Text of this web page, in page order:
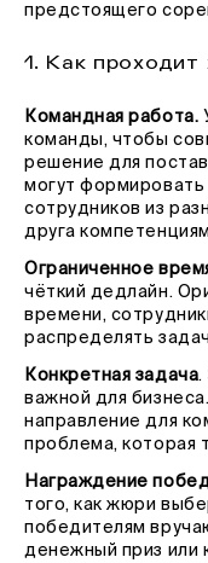
предстоящего
1. Как проходит
Командная работа.
команды, чтобы
решение для
могут
сотрудников из
друга
Ограниченное
чёткий дедлайн.
времени,
распределять
Конкретная задача.
важной для
направление для
проблема, которая
Награждение
того, как жюри
победителям
денежный приз или